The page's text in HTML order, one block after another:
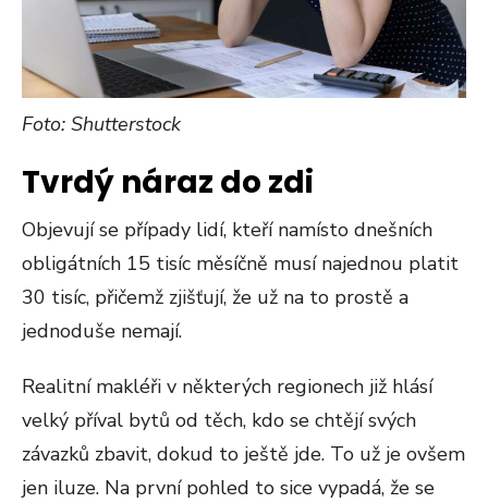
Foto: Shutterstock
Tvrdý náraz do zdi
Objevují se případy lidí, kteří namísto dnešních
obligátních 15 tisíc měsíčně musí najednou platit
30 tisíc, přičemž zjišťují, že už na to prostě a
jednoduše nemají.
Realitní makléři v některých regionech již hlásí
velký příval bytů od těch, kdo se chtějí svých
závazků zbavit, dokud to ještě jde. To už je ovšem
jen iluze. Na první pohled to sice vypadá, že se